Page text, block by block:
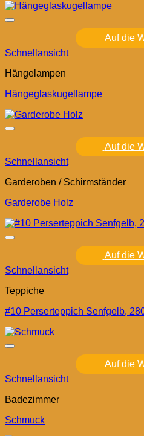
Auf die
Schnellansicht
Hängelampen
Hängeglaskugellampe
Auf die
Schnellansicht
Garderoben / Schirmständer
Garderobe Holz
Auf die
Schnellansicht
Teppiche
#10 Perserteppich Senfgelb,
Auf die
Schnellansicht
Badezimmer
Schmuck